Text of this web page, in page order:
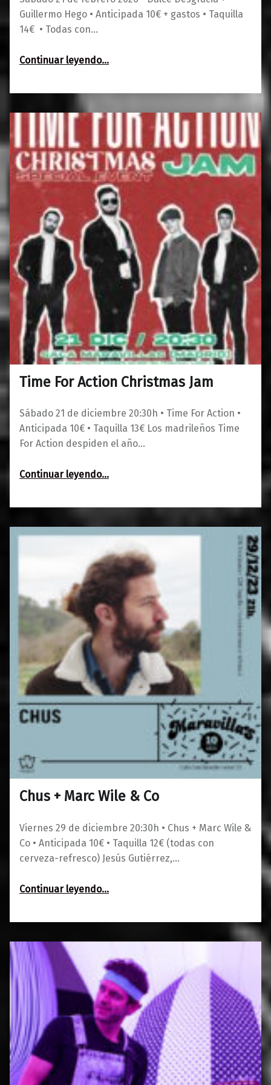
Guillermo Hego • Anticipada 10€ + gastos • Taquilla
14€ • Todas con…
Continuar leyendo…
Time For Action Christmas Jam
Sábado 21 de diciembre 20:30h • Time For Action •
Anticipada 10€ • Taquilla 13€ Los madrileños Time
For Action despiden el año…
Continuar leyendo…
01/10/2024
0Maravillas
Chus + Marc Wile & Co
Viernes 29 de diciembre 20:30h • Chus + Marc Wile &
Co • Anticipada 10€ • Taquilla 12€ (todas con
cerveza-refresco) Jesús Gutiérrez,…
Continuar leyendo“Chus + Marc Wile & Co”
…
16/11/2023
0Maravillas